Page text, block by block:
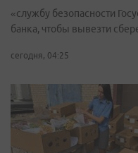
«службу безопасности
банка, чтобы вывезти
сегодня, 04:25